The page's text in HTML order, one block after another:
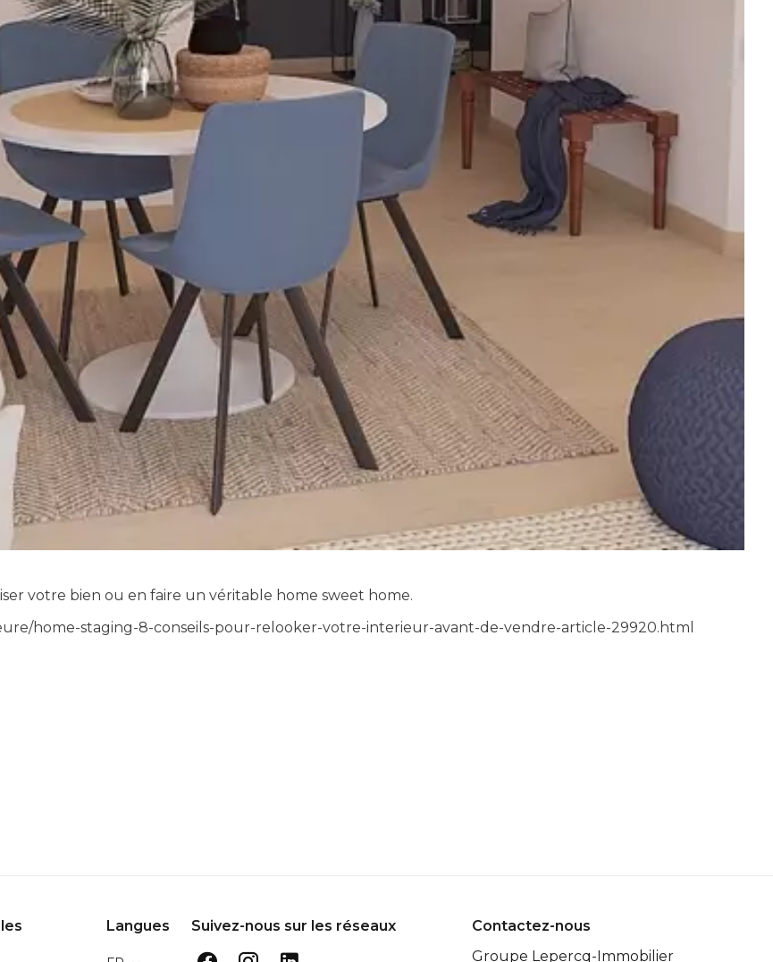
votre bien ou en faire un véritable home sweet home.
home-staging-8-conseils-pour-relooker-votre-interieur-avant-de-vendre-article-29920.html
Langues Suivez-nous sur les réseaux
Contactez-nous
Groupe Lepercq-Immobilier